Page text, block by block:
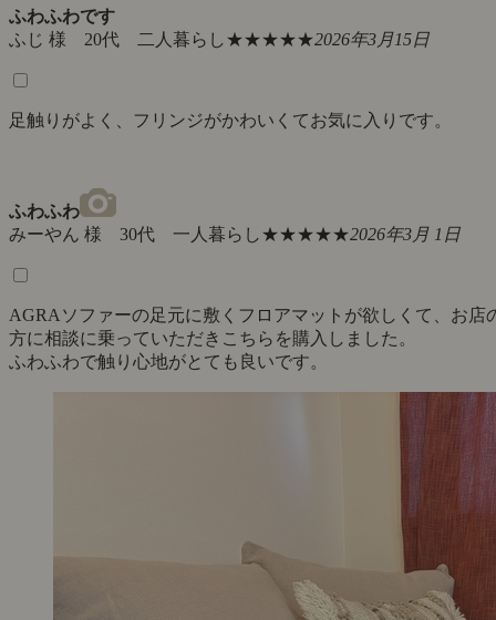
ふわふわです
ふじ 様 20代 二人暮らし★★★★★2026年3月15日
足触りがよく、フリンジがかわいくてお気に入りです。
ふわふわ
みーやん 様 30代 一人暮らし★★★★★2026年3月 1日
AGRAソファーの足元に敷くフロアマットが欲しくて、お店
方に相談に乗っていただきこちらを購入しました。
ふわふわで触り心地がとても良いです。